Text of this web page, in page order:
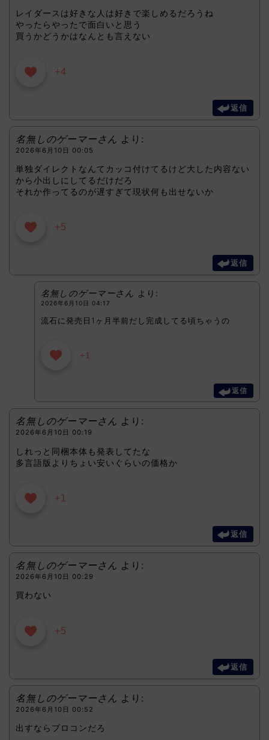
レイダースは好きな人は好きで楽しめるだろうね
やったらやったで面白いと思う
買うかどうかはなんとも言えない
+4
返信
名無しのゲーマーさん より:
2026年6月10日 00:05
単独ダイレクトなんてカッコ付けてるけど大した内容ない
から小出しにしてるだけだろ
それか作ってるのが遅すぎて現状何も出せないか
+5
返信
名無しのゲーマーさん より:
2026年6月10日 04:17
流石に発売日1ヶ月半前だし完成してる頃ちゃうの
+1
返信
名無しのゲーマーさん より:
2026年6月10日 00:19
しれっと同梱本体も発表してたな
多言語版よりちょい安いぐらいの価格か
+1
返信
名無しのゲーマーさん より:
2026年6月10日 00:29
買わない
+5
返信
名無しのゲーマーさん より:
2026年6月10日 00:52
出すならプロコンだろ